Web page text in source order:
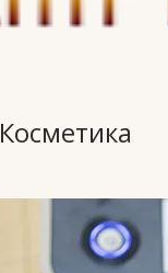
Косметика